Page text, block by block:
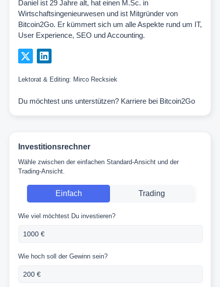
Daniel ist 29 Jahre alt, hat einen M.Sc. in
Wirtschaftsingenieurwesen und ist Mitgründer von
Bitcoin2Go. Er kümmert sich um alle Aspekte rund um IT,
User Experience, SEO und Accounting.
Lektorat & Editing: Mirco Recksiek
Du möchtest uns unterstützen? Karriere bei Bitcoin2Go
Investitionsrechner
Wähle zwischen der einfachen Standard-Ansicht und der
Trading-Ansicht.
Einfach Trading
Wie viel möchtest Du investieren?
Wie hoch soll der Gewinn sein?